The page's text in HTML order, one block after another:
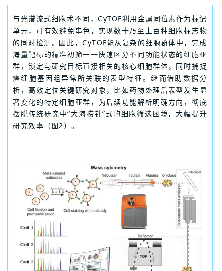
与光谱流式细胞术不同，CyTOF利用金属同位素作为标记
单元，可有效避免串色，实现数十乃至上百种细胞标志物
的同时检测。因此，CyTOF能从复杂的细胞群体中，完成
海量靶标的精准初筛——快速区分不同功能状态的细胞亚
群，锁定与研究目标直接相关的核心细胞群体，同时捕捉
癌细胞基因组异常所关联的表型特征。继而借助数据分
析，高效定位关键研究对象，比如药物处理后表型发生显
著变化的特定细胞亚群，为后续功能解析明确方向，彻底
摆脱传统研究中“大海捞针”式的细胞筛选困境，大幅提升
研究效率（图2）。